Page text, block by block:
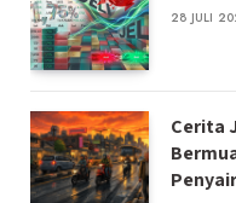
28 JULI
Cerita
Penyair